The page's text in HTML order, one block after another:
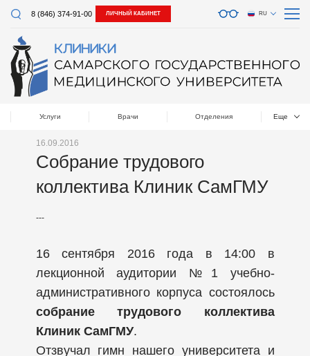
8 (846) 374-91-00 ЛИЧНЫЙ КАБИНЕТ RU
Услуги Врачи Отделения Еще
16.09.2016
Собрание трудового
коллектива Клиник СамГМУ
---
16 сентября 2016 года в 14:00 в
лекционной аудитории №1 учебно-
административного корпуса состоялось
cобрание трудового коллектива
Клиник СамГМУ.
Отзвучал гимн нашего университета и